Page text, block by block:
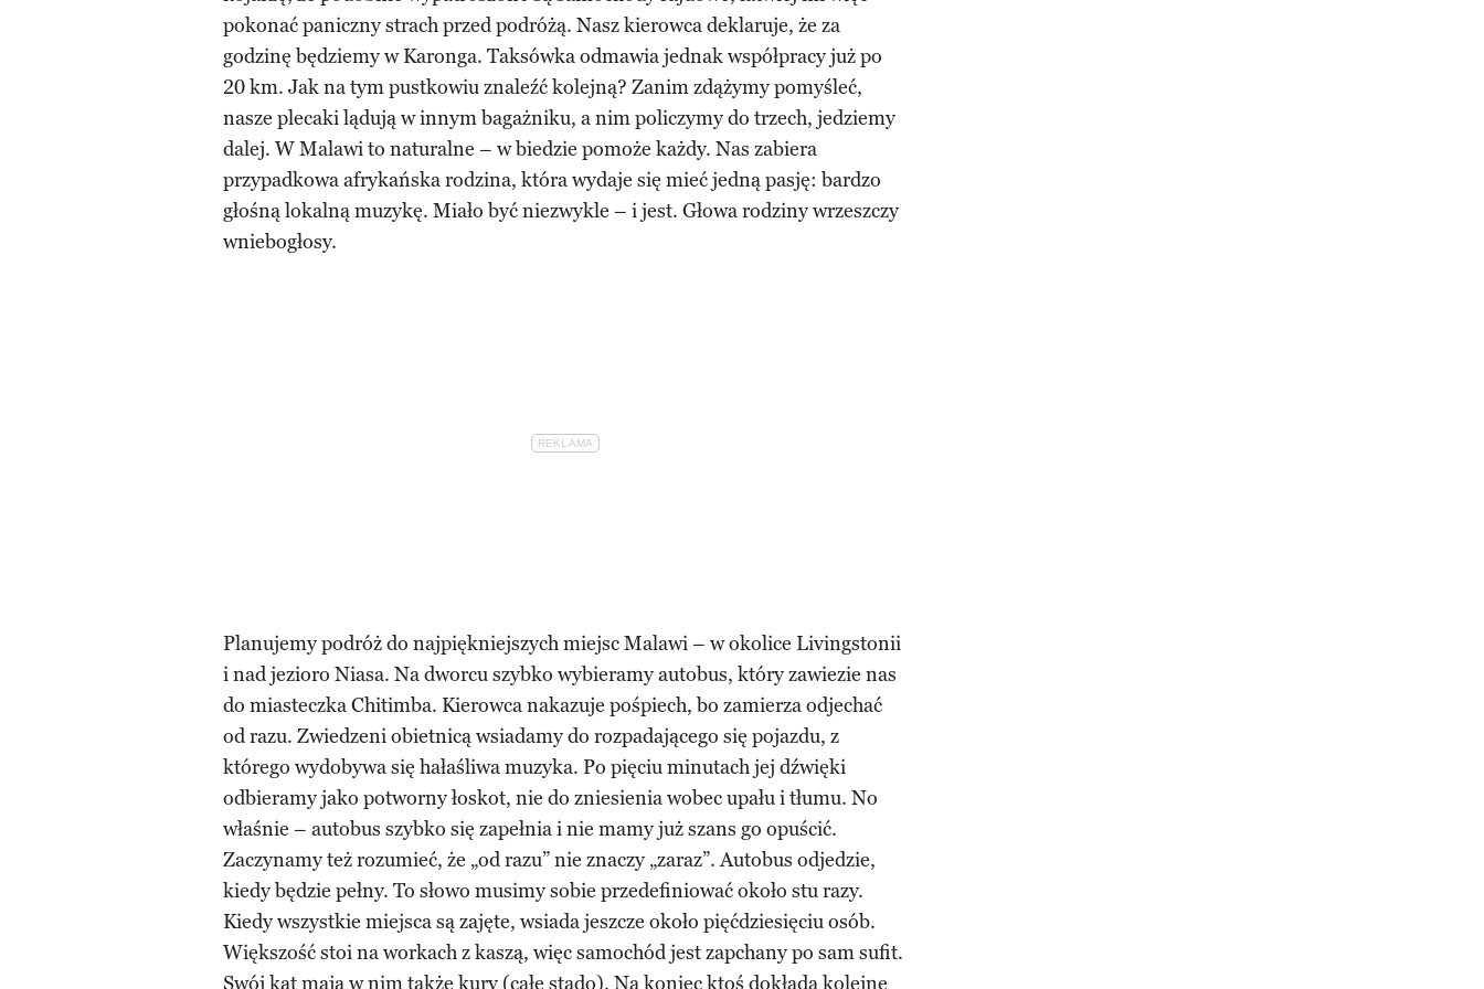
pokonać paniczny strach przed podróżą. Nasz kierowca deklaruje, że za
godzinę będziemy w Karonga. Taksówka odmawia jednak współpracy już po
20 km. Jak na tym pustkowiu znaleźć kolejną? Zanim zdążymy pomyśleć,
nasze plecaki lądują w innym bagażniku, a nim policzymy do trzech, jedziemy
dalej. W Malawi to naturalne – w biedzie pomoże każdy. Nas zabiera
przypadkowa afrykańska rodzina, która wydaje się mieć jedną pasję: bardzo
głośną lokalną muzykę. Miało być niezwykle – i jest. Głowa rodziny wrzeszczy
wniebogłosy.
Planujemy podróż do najpiękniejszych miejsc Malawi – w okolice Livingstonii
i nad jezioro Niasa. Na dworcu szybko wybieramy autobus, który zawiezie nas
do miasteczka Chitimba. Kierowca nakazuje pośpiech, bo zamierza odjechać
od razu. Zwiedzeni obietnicą wsiadamy do rozpadającego się pojazdu, z
którego wydobywa się hałaśliwa muzyka. Po pięciu minutach jej dźwięki
odbieramy jako potworny łoskot, nie do zniesienia wobec upału i tłumu. No
właśnie – autobus szybko się zapełnia i nie mamy już szans go opuścić.
Zaczynamy też rozumieć, że „od razu” nie znaczy „zaraz”. Autobus odjedzie,
kiedy będzie pełny. To słowo musimy sobie przedefiniować około stu razy.
Kiedy wszystkie miejsca są zajęte, wsiada jeszcze około pięćdziesięciu osób.
Większość stoi na workach z kaszą, więc samochód jest zapchany po sam sufit.
Swój kąt mają w nim także kury (całe stado). Na koniec ktoś dokłada kolejne